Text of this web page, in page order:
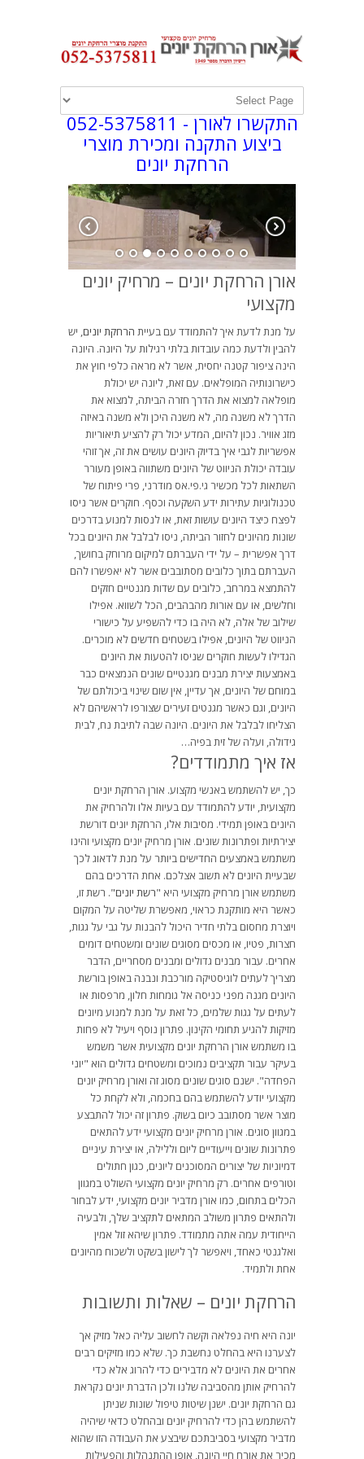
התקשרו לאורן -052-5375811
ביצוע התקנה ומכירת מוצרי
הרחקת יונים
אורן הרחקת יונים – מרחיק יונים
מקצועי
על מנת לדעת איך להתמודד עם בעיית הרחקת יונים, יש
להבין ולדעת כמה עובדות בלתי רגילות על היונה. היונה
הינה ציפור קטנה יחסית, אשר לא מראה כלפי חוץ את
כישרונותיה המופלאים. עם זאת, ליונה יש יכולת
מופלאה למצוא את הדרך חזרה הביתה, למצוא את
הדרך לא משנה מה, לא משנה היכן ולא משנה באיזה
מזג אוויר. נכון להיום, המדע יכול רק להציע תיאוריות
אפשריות לגבי איך בדיוק היונים עושים את זה, אך זוהי
עובדה יכולת הניווט של היונים משתווה באופן מעורר
השתאות לכל מכשיר גי.פי.אס מודרני, פרי פיתוח של
טכנולוגיות עתירות ידע השקעה וכסף. חוקרים אשר ניסו
לפצח כיצד היונים עושות זאת, או לנסות למנוע בדרכים
שונות מהיונים לחזור הביתה, ניסו לבלבל את היונים בכל
דרך אפשרית – על ידי העברתם למיקום מרוחק בחושך,
העברתם בתוך כלובים מסתובבים אשר לא יאפשרו להם
להתמצא במרחב, כלובים עם שדות מגנטיים חזקים
וחלשים, או עם אורות מהבהבים, הכל לשווא. אפילו
שילוב של אלה, לא היה בו כדי להשפיע על כישורי
הניווט של היונים, אפילו בשטחים חדשים לא מוכרים.
הגדילו לעשות חוקרים שניסו להטעות את היונים
באמצעות יצירת מבנים מגנטיים שונים הנמצאים כבר
במוחם של היונים, אך עדיין, אין שום שינוי ביכולתם של
היונים, וגם כאשר מגנטים זעירים שצורפו לראשיהם לא
הצליחו לבלבל את היונים. היונה שבה לתיבת נח, לבית
גידולה, ועלה של זית בפיה…
אז איך מתמודדים?
כך, יש להשתמש באנשי מקצוע. אורן הרחקת יונים
מקצועית, יודע להתמודד עם בעיות אלו ולהרחיק את
היונים באופן תמידי. מסיבות אלו, הרחקת יונים דורשת
יצירתיות ופתרונות שונים. אורן מרחיק יונים מקצועי והינו
משתמש באמצעים החדישים ביותר על מנת לדאוג לכך
שבעיית היונים לא תשוב אצלכם. אחת הדרכים בהם
משתמש אורן מרחיק מקצועי היא "רשת יונים". רשת זו,
כאשר היא מותקנת כראוי, מאפשרת שליטה על המקום
ויוצרת מחסום בלתי חדיר היכול להבנות על גבי על גגות,
חצרות, פטיו, או מכסים מסוגים שונים ומשטחים דומים
אחרים. עבור מבנים גדולים ומבנים מסחריים, הדבר
מצריך לעתים לוגיסטיקה מורכבת ונבנה באופן בורשת
היונים מגנה מפני כניסה אל גומחות חלון, מרפסות או
לעתים על גגות שלמים, כל זאת על מנת למנוע מיונים
מזיקות להגיע תחומי הקינון. פתרון נוסף ויעיל לא פחות
בו משתמש אורן הרחקת יונים מקצועית אשר משמש
בעיקר עבור תקציבים נמוכים ומשטחים גדולים הוא "יוני
הפחדה". ישנם סוגים שונים מסוג זה ואורן מרחיק יונים
מקצועי יודע להשתמש בהם בחכמה, ולא לקחת כל
מוצר אשר מסתובב כיום בשוק. פתרון זה יכול להתבצע
במגוון סוגים. אורן מרחיק יונים מקצועי ידע להתאים
פתרונות שונים וייעודיים ליום וללילה, או יצירת עיניים
דמיוניות של יצורים המסוכנים ליונים, כגון חתולים
וטורפים אחרים. רק מרחיק יונים מקצועי השולט במגוון
הכלים בתחום, כמו אורן מדביר יונים מקצועי, ידע לבחור
ולהתאים פתרון משולב המתאים לתקציב שלך, ולבעיה
הייחודית עמה אתה מתמודד. פתרון שיהא זול אמין
ואלגנטי כאחד, ויאפשר לך לישון בשקט ולשכוח מהיונים
אחת ולתמיד.
הרחקת יונים – שאלות ותשובות
יונה היא חיה נפלאה וקשה לחשוב עליה כאל מזיק אך
לצערנו היא בהחלט נחשבת כך. שלא כמו מזיקים רבים
אחרים את היונים לא מדבירים כדי להרוג אלא כדי
להרחיק אותן מהסביבה שלנו ולכן הדברת יונים נקראת
גם הרחקת יונים. ישנן שיטות טיפול שונות שניתן
להשתמש בהן כדי להרחיק יונים ובהחלט כדאי שיהיה
מדביר מקצועי בסביבתכם שיבצע את העבודה הזו שהוא
מכיר את אורח חיי היונה, אופן ההתנהלות והפעילות